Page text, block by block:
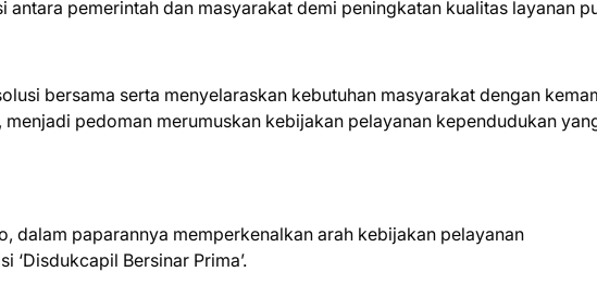
antara pemerintah dan masyarakat demi peningkatan kualitas layanan
bersama serta menyelaraskan kebutuhan masyarakat dengan
pedoman merumuskan kebijakan pelayanan kependudukan
dalam paparannya memperkenalkan arah kebijakan pelayanan
Bersinar Prima’.